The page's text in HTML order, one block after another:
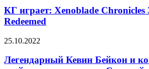
с
покадровой
выйдет
осенью
Xenoblade
Chronicles
3:
Redeemed
КГ играет: Xenoblade Chronicles
Redeemed
Легендарный
Бейкон
25.10.2022
Легендарный Кевин Бейкон и